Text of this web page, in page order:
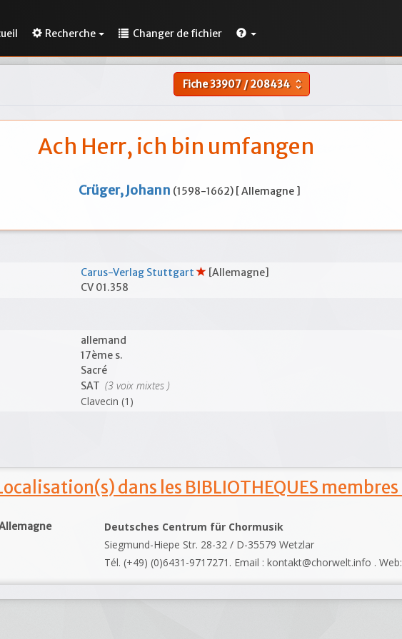
Recherche Changer de fichier
Fiche33907/208434 unfold_more
Ach Herr, ich bin umfangen
Crüger, Johann (1598-1662) [ Allemagne ]
Carus-Verlag Stuttgart
[Allemagne]
CV 01.358
allemand
17ème s.
Sacré
SAT (3 voix mixtes )
Clavecin (1)
dans les BIBLIOTHEQUES membres
Deutsches Centrum für Chormusik
Siegmund-Hiepe Str. 28-32 / D-35579 Wetzlar
Tél. (+49) (0)6431-9717271. Email : kontakt@chorwelt.info .